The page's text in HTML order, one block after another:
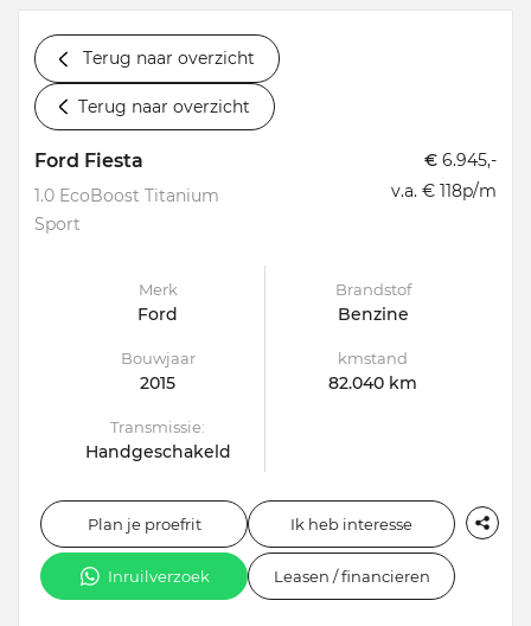
Terug naar overzicht
Terug naar overzicht
Ford Fiesta
1.0 EcoBoost Titanium
Sport
€ 6.945,-
v.a. € 118p/m
Merk
Ford
Brandstof
Benzine
Bouwjaar
2015
kmstand
82.040 km
Transmissie:
Handgeschakeld
Plan je proefrit Ik heb interesse
Inruilverzoek Leasen / financieren